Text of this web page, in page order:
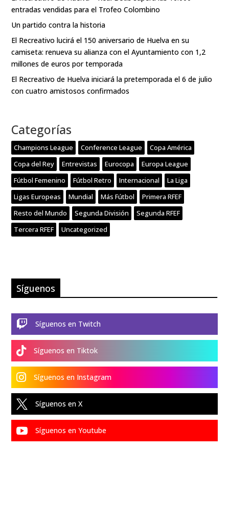
entradas vendidas para el Trofeo Colombino
Un partido contra la historia
El Recreativo lucirá el 150 aniversario de Huelva en su
camiseta: renueva su alianza con el Ayuntamiento con 1,2
millones de euros por temporada
El Recreativo de Huelva iniciará la pretemporada el 6 de julio
con cuatro amistosos confirmados
Categorías
Champions League Conference League
Copa América
Copa del Rey
Entrevistas Eurocopa
Europa League
Fútbol Femenino
Fútbol Retro Internacional
La Liga
Ligas Europeas
Mundial Más Fútbol
Primera RFEF
Resto del Mundo
Segunda División
Segunda RFEF
Tercera RFEF
Uncategorized
Síguenos
 Síguenos en Twitch
 Síguenos en Tiktok
 Síguenos en Instagram
 Síguenos en X
 Síguenos en Youtube